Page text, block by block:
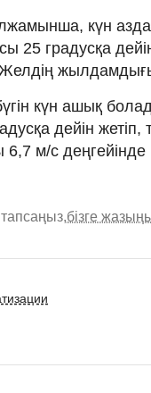
күн
25 градусқа
Желдің
күн ашық
дейін
м/с деңгейінде
бізге